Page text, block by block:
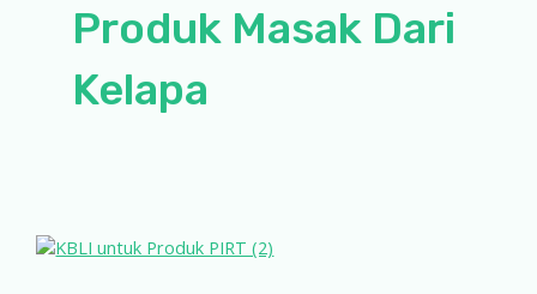
Produk Masak Dari
Kelapa